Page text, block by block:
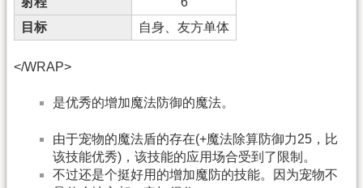
目标
自身、友方单体
</WRAP>
是优秀的增加魔法防御的魔法。
由于宠物的魔法盾的存在(+魔法除算防御力25，比
该技能优秀)，该技能的应用场合受到了限制。
不过还是个挺好用的增加魔防的技能。因为宠物不